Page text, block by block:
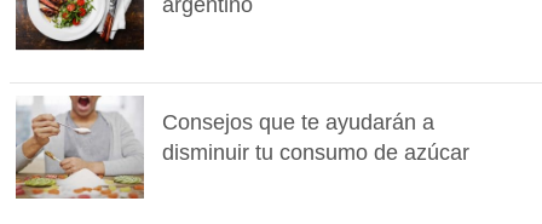
argentino
Consejos que te ayudarán a
disminuir tu consumo de azúcar